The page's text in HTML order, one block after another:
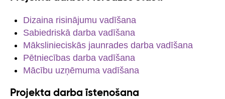
Dizaina risinājumu vadīšana
Sabiedriskā darba vadīšana
Mākslinieciskās jaunrades darba vadīšana
Pētniecības darba vadīšana
Mācību uzņēmuma vadīšana
Projekta darba īstenošana